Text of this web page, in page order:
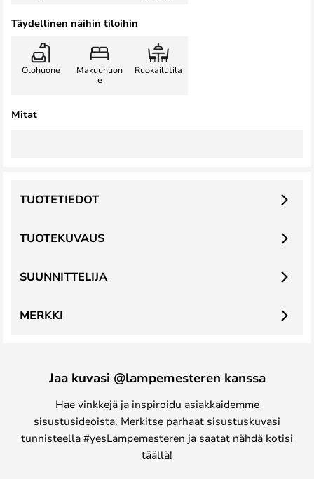
Täydellinen näihin tiloihin
Olohuone
Makuuhuon
e
Ruokailutila
Mitat
TUOTEKUVAUS
TUOTETIEDOT
SUUNNITTELIJA
MERKKI
Jaa kuvasi @lampemesteren kanssa
Hae vinkkejä ja inspiroidu asiakkaidemme
sisustusideoista. Merkitse parhaat sisustuskuvasi
tunnisteella #yesLampemesteren ja saatat nähdä kotisi
täällä!